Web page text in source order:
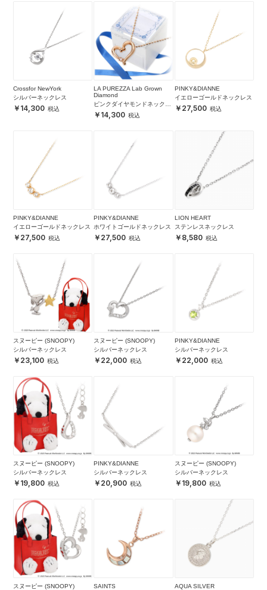
Crossfor NewYork
シルバーネックレス
14,300
LA PUREZZA Lab Grown
Diamond
ピンクダイヤモンドネックレ
ス 14,300
PINKY&DIANNE
イエローゴールドネックレス
27,500
PINKY&DIANNE
イエローゴールドネックレス
27,500
PINKY&DIANNE
ホワイトゴールドネックレス
27,500
LION HEART
ステンレスネックレス
8,580
スヌーピー (SNOOPY)
シルバーネックレス
23,100
スヌーピー (SNOOPY)
シルバーネックレス
22,000
PINKY&DIANNE
シルバーネックレス
22,000
スヌーピー (SNOOPY)
シルバーネックレス
19,800
PINKY&DIANNE
シルバーネックレス
20,900
スヌーピー (SNOOPY)
シルバーネックレス
19,800
スヌーピー (SNOOPY) SAINTS AQUA SILVER